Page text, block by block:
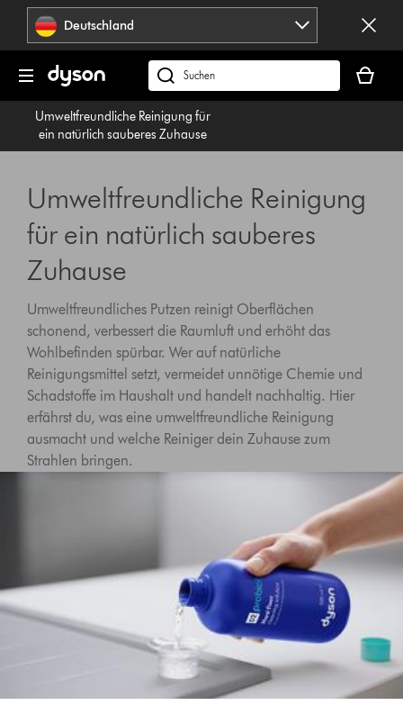
Navigation
überspringenDeutschland
dyson.de
durchsuchen
ist
Umweltfreundliche Reinigung für
ein natürlich sauberes Zuhause
Umweltfreundliche Reinigung
für ein natürlich sauberes
Zuhause
Umweltfreundliches Putzen reinigt Oberflächen
schonend, verbessert die Raumluft und erhöht das
Wohlbefinden spürbar. Wer auf natürliche
Reinigungsmittel setzt, vermeidet unnötige Chemie und
Schadstoffe im Haushalt und handelt nachhaltig. Hier
erfährst du, was eine umweltfreundliche Reinigung
ausmacht und welche Reiniger dein Zuhause zum
Strahlen bringen.